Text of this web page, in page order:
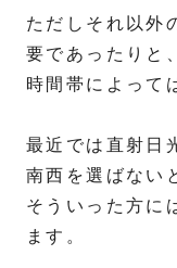
ただしそれ以外
要であったりと、
時間帯によって
最近では直射日
南西を選ばない
そういった方に
ます。